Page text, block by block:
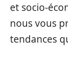
et socio-
nous vous
tendances